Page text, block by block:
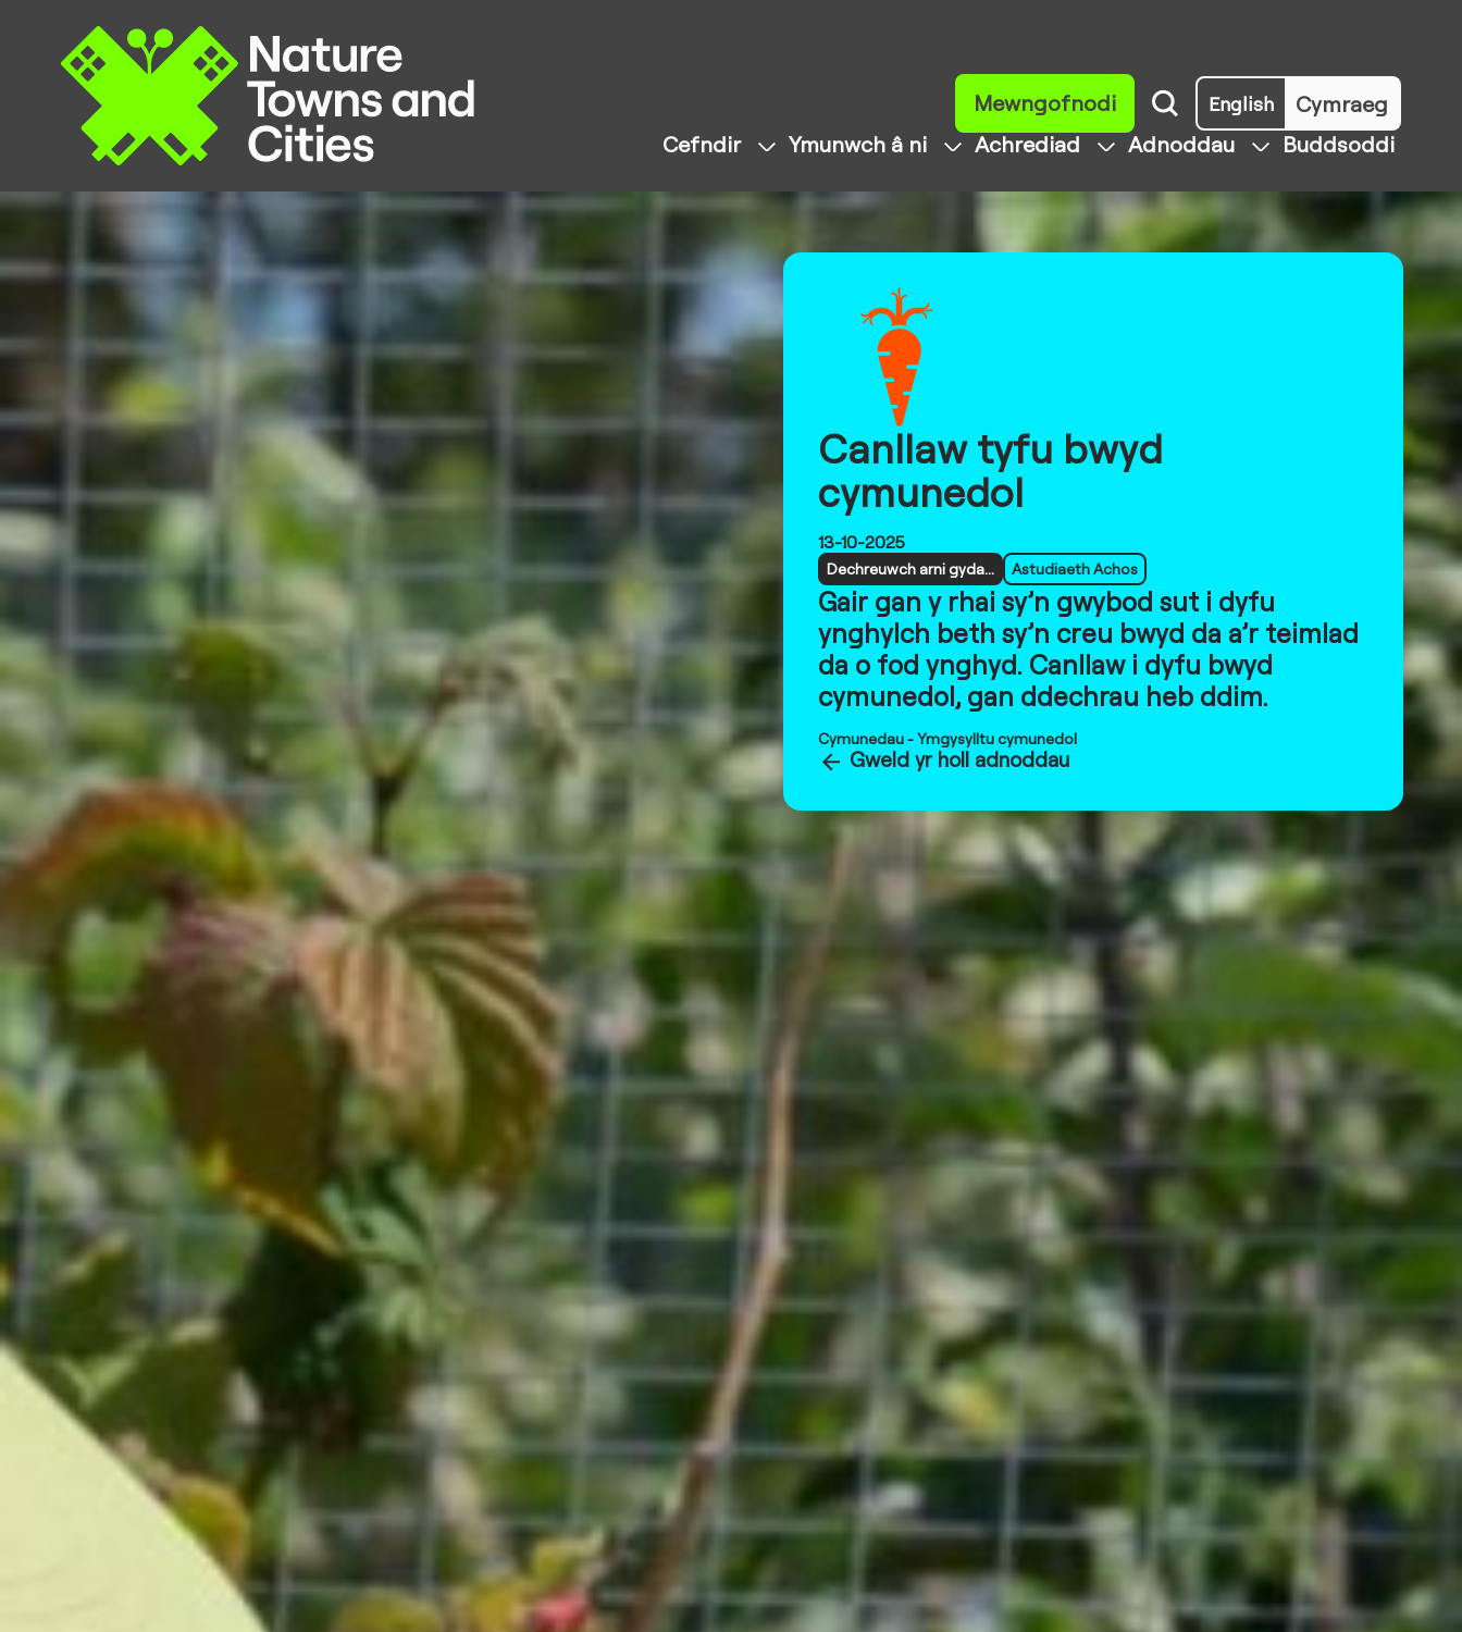
Mewngofnodi English
Cymraeg
Cefndir
Ymunwch â ni Achrediad Adnoddau Buddsoddi
Canllaw tyfu bwyd
cymunedol
13-10-2025
Dechreuwch arni gyda... Astudiaeth Achos
Gair gan y rhai sy’n gwybod sut i dyfu
ynghylch beth sy’n creu bwyd da a’r teimlad
da o fod ynghyd. Canllaw i dyfu bwyd
cymunedol, gan ddechrau heb ddim.
Cymunedau-Ymgysylltu cymunedol
Gweld yr holl adnoddau